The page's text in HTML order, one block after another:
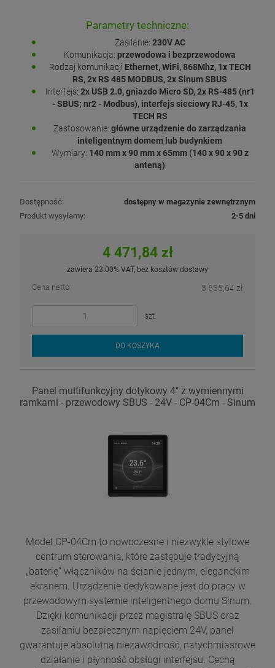
Parametry techniczne:
Zasilanie: 230V AC
Komunikacja: przewodowa i bezprzewodowa
Rodzaj komunikacji Ethernet, WiFi, 868Mhz, 1x TECH
RS, 2x RS 485 MODBUS, 2x Sinum SBUS
Interfejs: 2x USB 2.0, gniazdo Micro SD, 2x RS-485 (nr1
- SBUS; nr2 - Modbus), interfejs sieciowy RJ-45, 1x
TECH RS
Zastosowanie: główne urządzenie do zarządzania
inteligentnym domem lub budynkiem
Wymiary: 140 mm x 90 mm x 65mm (140 x 90 x 90 z
anteną)
Dostępność:
dostępny w magazynie zewnętrznym
Produkt wysyłamy:
2-5 dni
4 471,84 zł
zawiera 23.00% VAT, bez kosztów dostawy
Cena netto: 3 635,64 zł
szt.
DO KOSZYKA
Panel multifunkcyjny dotykowy 4" z wymiennymi
ramkami - przewodowy SBUS - 24V - CP-04Cm - Sinum
Model CP-04Cm to nowoczesne i niezwykle stylowe
centrum sterowania, które zastępuje tradycyjną
„baterię” włączników na ścianie jednym, eleganckim
ekranem. Urządzenie dedykowane jest do pracy w
przewodowym systemie inteligentnego domu Sinum.
Dzięki komunikacji przez magistralę SBUS oraz
zasilaniu bezpiecznym napięciem 24V, panel
gwarantuje absolutną niezawodność, natychmiastowe
działanie i płynność obsługi interfejsu. Cechą